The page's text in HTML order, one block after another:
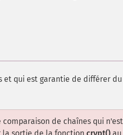
et qui est garantie de différer
de chaînes qui n'est